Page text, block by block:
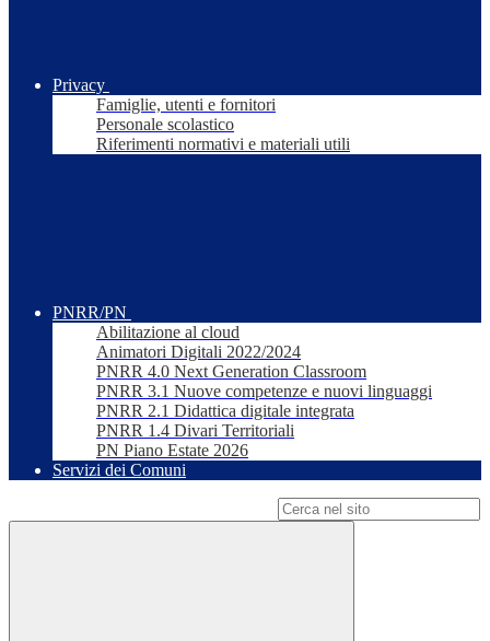
Privacy
Famiglie, utenti e fornitori
Personale scolastico
Riferimenti normativi e materiali utili
PNRR/PN
Abilitazione al cloud
Animatori Digitali 2022/2024
PNRR 4.0 Next Generation Classroom
PNRR 3.1 Nuove competenze e nuovi linguaggi
PNRR 2.1 Didattica digitale integrata
PNRR 1.4 Divari Territoriali
PN Piano Estate 2026
Servizi dei Comuni